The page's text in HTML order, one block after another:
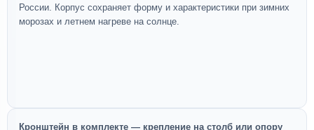
России. Корпус сохраняет форму и характеристики при зимних
морозах и летнем нагреве на солнце.
Кронштейн в комплекте — крепление на столб или опору